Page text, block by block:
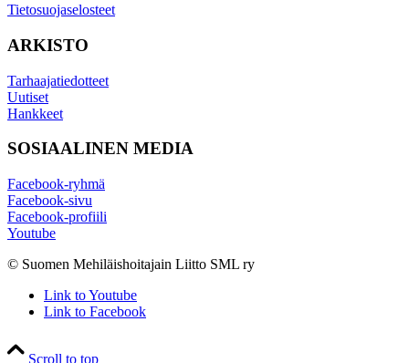
Tietosuojaselosteet
ARKISTO
Tarhaajatiedotteet
Uutiset
Hankkeet
SOSIAALINEN MEDIA
Facebook-ryhmä
Facebook-sivu
Facebook-profiili
Youtube
© Suomen Mehiläishoitajain Liitto SML ry
Link to Youtube
Link to Facebook
Scroll to top